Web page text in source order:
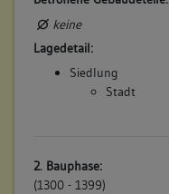
keine
Lagedetail:
Siedlung
Stadt
2. Bauphase:
(1300 - 1399)